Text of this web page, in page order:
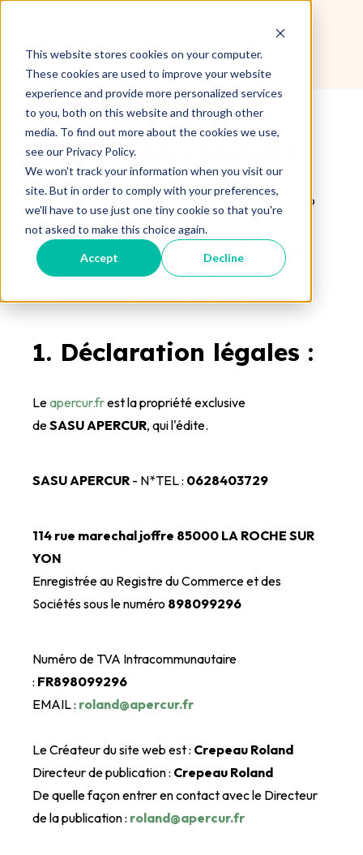
This website stores cookies on your computer.
These cookies are used to improve your website
experience and provide more personalized services
to you, both on this website and through other
media. To find out more about the cookies we use,
see our Privacy Policy.
We won't track your information when you visit our
site. But in order to comply with your preferences,
we'll have to use just one tiny cookie so that you're
not asked to make this choice again.
Accept Decline
MENTIONS LEGALES :
En conformité aux dispositions de l'article 6-III et 19
de la Loi numéro 2004-575 du 21 juin 2004
concerçant la Confiance en l'économie numérique,
dite L.C.E.N., nous informons les utilisateurs du site
1. Déclaration légales :
Leapercur.frest la propriété exclusive
deSASUAPERCUR, qui l'édite.
SASUAPERCUR - N*TEL : 0628403729
114 rue marechal joffre 85000 LA ROCHE SUR
YON
Enregistrée au Registre du Commerce et des
Sociétés sous le numéro 898099296
Numéro de TVA Intracommunautaire
: FR898099296
EMAIL : roland@apercur.fr
Le Créateur du site web est : Crepeau Roland
Directeur de publication : Crepeau Roland
De quelle façon entrer en contact avec le Directeur
de la publication : roland@apercur.fr